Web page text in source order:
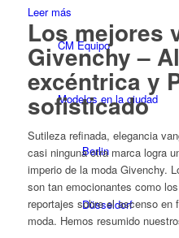
CM Equipo
Modelos en la ciudad
Berlin
Düsseldorf
Leer más
Los mejores
Givenchy –
excéntrica y
sofisticado
Sutileza refinada, elegancia
casi ninguna otra marca logra
imperio de la moda Givenchy.
son tan emocionantes como
reportajes sobre el ascenso en
moda. Hemos resumido